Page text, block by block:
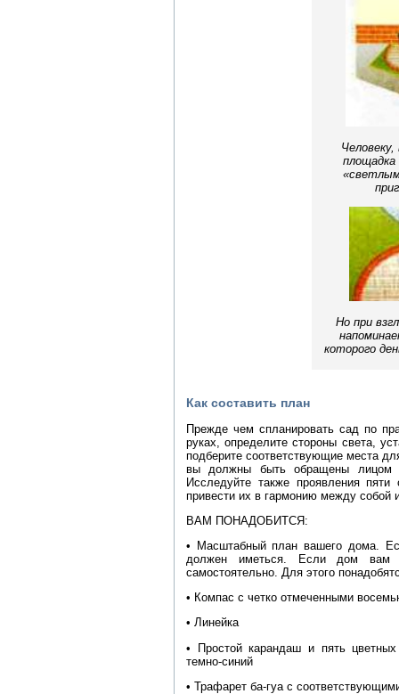
Но при
которого
Как составить план
Прежде чем спланировать сад по
руках, определите стороны света,
подберите соответствующие места
вы должны быть обращены лицом
Исследуйте также проявления
привести их в гармонию между собой
ВАМ ПОНАДОБИТСЯ:
• Масштабный план вашего дома.
должен иметься. Если дом вам
самостоятельно. Для этого
• Компас с четко отмеченными
• Линейка
• Простой карандаш и пять
темно-синий
• Трафарет ба-гуа с